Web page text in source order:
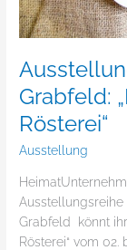
Grabfeld:
Rösterei“
Ausstellung
Grabfeld könnt
Rösterei“ vom 02.